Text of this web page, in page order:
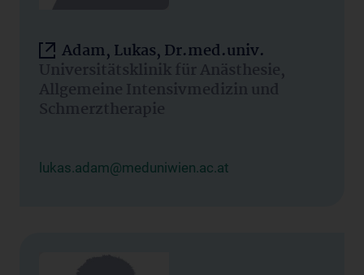
Adam, Lukas, Dr.med.univ.
Universitätsklinik für Anästhesie,
Allgemeine Intensivmedizin und
Schmerztherapie
lukas.adam@meduniwien.ac.at